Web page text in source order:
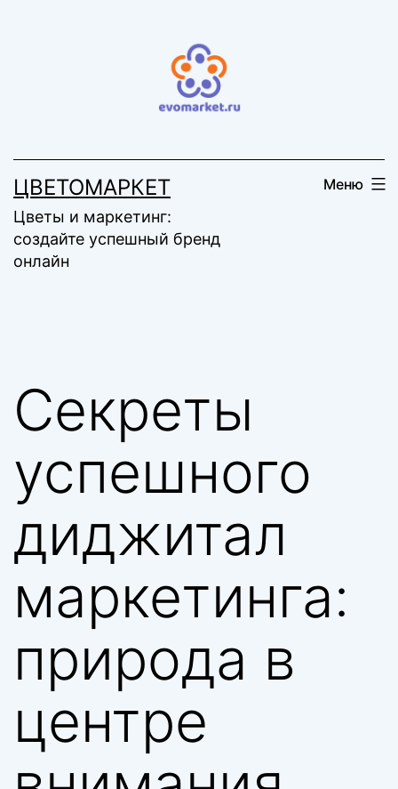
ЦВЕТОМАРКЕТ
Цветы и маркетинг:
создайте успешный бренд
онлайн
Меню
Секреты
успешного
диджитал
маркетинга:
природа в
центре